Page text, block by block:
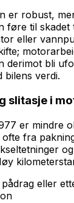
er robust,
føre til skadet
eller
derimot bli
bilens verdi.
slitasje i
er mindre
fra
eller